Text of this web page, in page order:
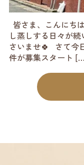
皆さま、こんに
し蒸しする日々が
さいませ🍀 さて今
件が募集スタート